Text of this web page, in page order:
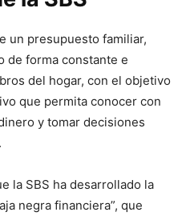
un presupuesto familiar,
de forma constante e
del hogar, con el objetivo
que permita conocer con
y tomar decisiones
la SBS ha desarrollado la
negra financiera”, que